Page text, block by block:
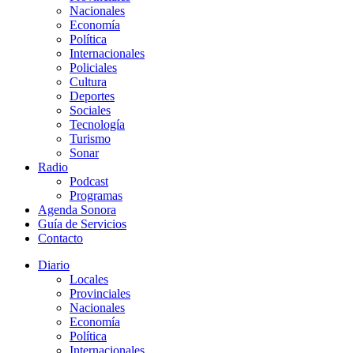
Nacionales
Economía
Política
Internacionales
Policiales
Cultura
Deportes
Sociales
Tecnología
Turismo
Sonar
Radio
Podcast
Programas
Agenda Sonora
Guía de Servicios
Contacto
Diario
Locales
Provinciales
Nacionales
Economía
Política